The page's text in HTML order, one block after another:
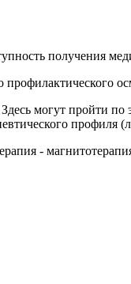
получения
могут пройти по
профиля
-